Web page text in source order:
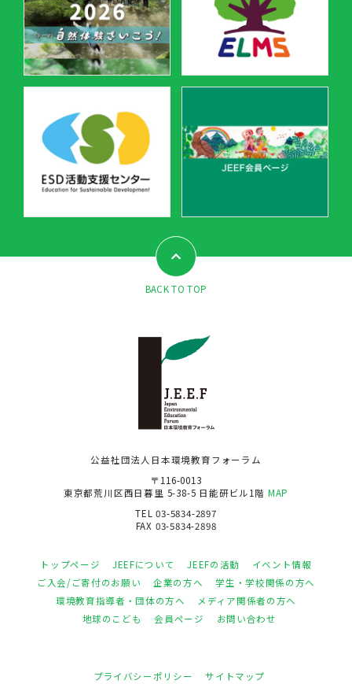
BACK TO TOP
公益社団法人日本環境教育フォーラム
〒116-0013
東京都荒川区西日暮里 5-38-5 日能研ビル1階 MAP
TEL 03-5834-2897
FAX 03-5834-2898
トップページ JEEFについて JEEFの活動
イベント情報
ご入会/ご寄付のお願い
企業の方へ
学生・学校関係の方へ
環境教育指導者・団体の方へ
メディア関係者の方へ
地球のこども
会員ページ お問い合わせ
プライバシーポリシー サイトマップ